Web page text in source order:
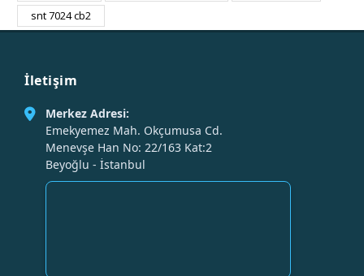
snt 7024 cb2
İletişim
Merkez Adresi:
Emekyemez Mah. Okçumusa Cd.
Menevşe Han No: 22/163 Kat:2
Beyoğlu - İstanbul